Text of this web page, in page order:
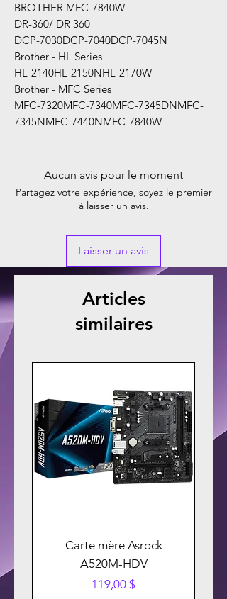
BROTHER MFC-7840W
DR-360/ DR 360
DCP-7030DCP-7040DCP-7045N
Brother - HL Series
HL-2140HL-2150NHL-2170W
Brother - MFC Series
MFC-7320MFC-7340MFC-7345DNMFC-
7345NMFC-7440NMFC-7840W
Aucun avis pour le moment
Partagez votre expérience, soyez le premier
à laisser un avis.
Laisser un avis
Articles
similaires
Carte mère Asrock
A520M-HDV
Prix
119,00 $